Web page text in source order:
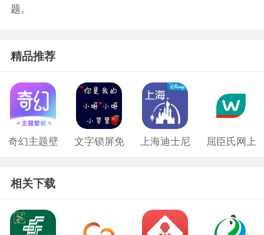
题。
精品推荐
奇幻主题壁
文字锁屏免
上海迪士尼
屈臣氏网上
相关下载